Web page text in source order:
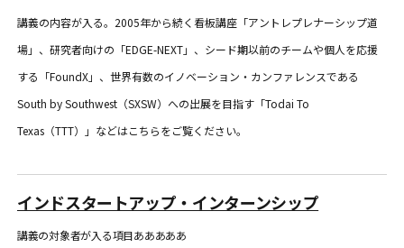
講義の内容が入る。2005年から続く看板講座「アントレプレナーシップ道
場」、研究者向けの「EDGE-NEXT」、シード期以前のチームや個人を応援
する「FoundX」、世界有数のイノベーション・カンファレンスである
South by Southwest（SXSW）への出展を目指す「Todai To
Texas（TTT）」などはこちらをご覧ください。
インドスタートアップ・インターンシップ
講義の対象者が入る項目あああああ